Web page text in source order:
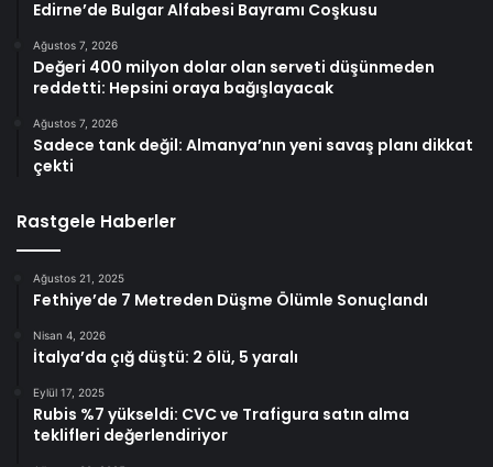
Edirne’de Bulgar Alfabesi Bayramı Coşkusu
Ağustos 7, 2026
Değeri 400 milyon dolar olan serveti düşünmeden
reddetti: Hepsini oraya bağışlayacak
Ağustos 7, 2026
Sadece tank değil: Almanya’nın yeni savaş planı dikkat
çekti
Rastgele Haberler
Ağustos 21, 2025
Fethiye’de 7 Metreden Düşme Ölümle Sonuçlandı
Nisan 4, 2026
İtalya’da çığ düştü: 2 ölü, 5 yaralı
Eylül 17, 2025
Rubis %7 yükseldi: CVC ve Trafigura satın alma
teklifleri değerlendiriyor